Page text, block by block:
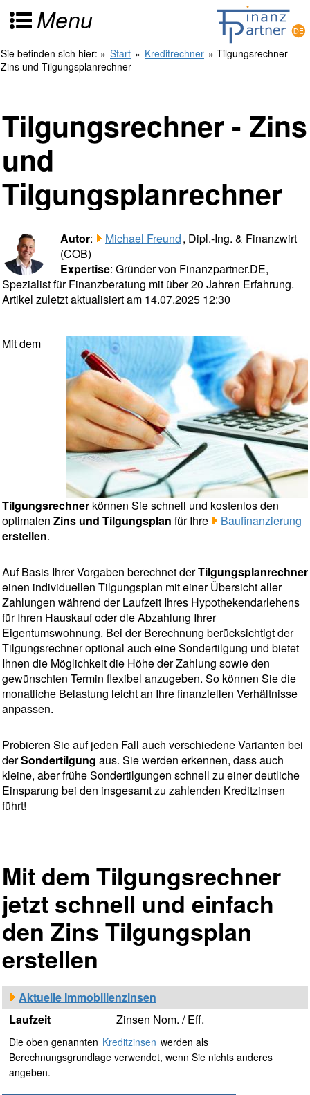
Menu
Sie befinden sich hier: » Start » Kreditrechner » Tilgungsrechner -
Zins und Tilgungsplanrechner
Tilgungsrechner - Zins
und
Tilgungsplanrechner
Autor: Michael Freund, Dipl.-Ing. & Finanzwirt
(COB)
Expertise: Gründer von Finanzpartner.DE,
Spezialist für Finanzberatung mit über 20 Jahren Erfahrung.
Artikel zuletzt aktualisiert am 14.07.2025 12:30
Mit dem
Tilgungsrechner können Sie schnell und kostenlos den
optimalen Zins und Tilgungsplan für Ihre
Baufinanzierung
erstellen.
Auf Basis Ihrer Vorgaben berechnet derTilgungsplanrechner
einen individuellen Tilgungsplan mit einer Übersicht aller
Zahlungen während der Laufzeit Ihres Hypothekendarlehens
für Ihren Hauskauf oder die Abzahlung Ihrer
Eigentumswohnung. Bei der Berechnung berücksichtigt der
Tilgungsrechner optional auch eine Sondertilgung und bietet
Ihnen die Möglichkeit die Höhe der Zahlung sowie den
gewünschten Termin flexibel anzugeben. So können Sie die
monatliche Belastung leicht an Ihre finanziellen Verhältnisse
anpassen.
Probieren Sie auf jeden Fall auch verschiedene Varianten bei
derSondertilgung aus. Sie werden erkennen, dass auch
kleine, aber frühe Sondertilgungen schnell zu einer deutliche
Einsparung bei den insgesamt zu zahlenden Kreditzinsen
führt!
Mit dem Tilgungsrechner
jetzt schnell und einfach
den Zins Tilgungsplan
erstellen
Aktuelle Immobilienzinsen
Laufzeit
Zinsen Nom. / Eff.
Die oben genannten Kreditzinsen werden als
Berechnungsgrundlage verwendet, wenn Sie nichts anderes
angeben.